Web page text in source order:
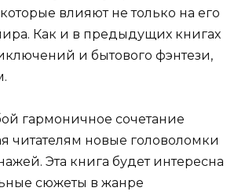
влияют не только на его
Как и в предыдущих книгах
и бытового фэнтези,
гармоничное сочетание
читателям новые головоломки
Эта книга будет интересна
сюжеты в жанре